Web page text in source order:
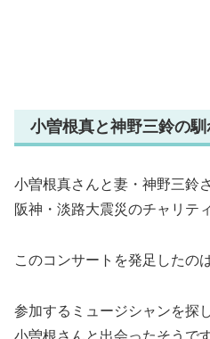
小曽根真と神野三鈴の
小曽根真さんと妻・神野三鈴
阪神・淡路大震災のチャリテ
このコンサートを発足したの
参加するミュージシャンを探
小曽根さんと出会ったそうです